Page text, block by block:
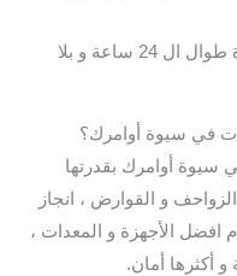
تعمل شركة مكافحة حشرات في سيوة طوال ال 24 ساعة و بلا
في سيوة أوامرك؟
أوامرك بقدرتها
و القوارض ، انجاز
الأجهزة و المعدات ،
و أكثرها أمان.